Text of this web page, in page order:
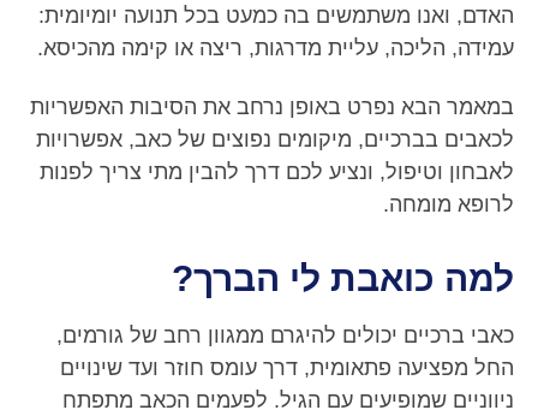
האדם, ואנו משתמשים בה כמעט בכל תנועה יומיומית:
עמידה, הליכה, עליית מדרגות, ריצה או קימה מהכיסא.
במאמר הבא נפרט באופן נרחב את הסיבות האפשריות
לכאבים בברכיים, מיקומים נפוצים של כאב, אפשרויות
לאבחון וטיפול, ונציע לכם דרך להבין מתי צריך לפנות
לרופא מומחה.
למה כואבת לי הברך?
כאבי ברכיים יכולים להיגרם ממגוון רחב של גורמים,
החל מפציעה פתאומית, דרך עומס חוזר ועד שינויים
ניווניים שמופיעים עם הגיל. לפעמים הכאב מתפתח